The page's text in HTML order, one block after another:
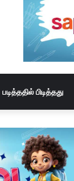
படித்ததில் பிடித்தது